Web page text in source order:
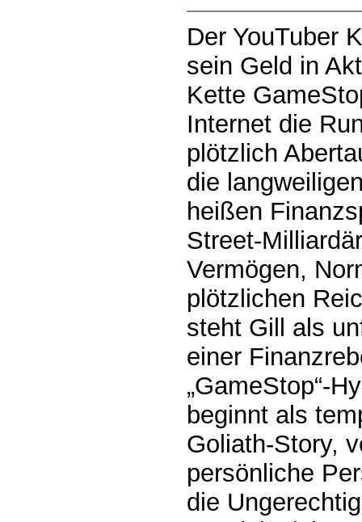
Der YouTuber
sein Geld in
Kette
Internet die
plötzlich
die
heißen
Street-
Vermögen,
plötzlichen
steht Gill als
einer
„GameStop“-
beginnt als
Goliath-Story,
persönliche
die